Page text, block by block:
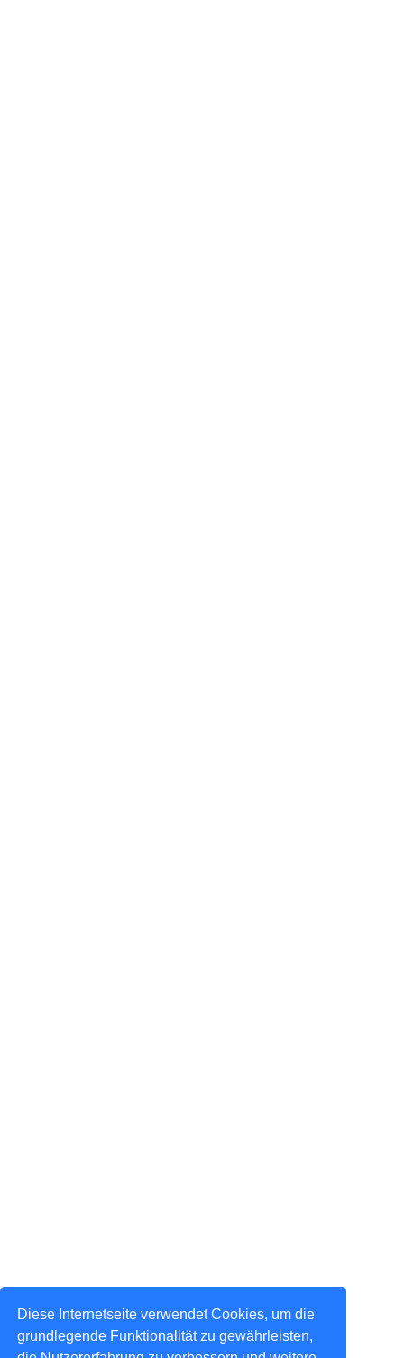
Diese Internetseite verwendet Cookies, um die
grundlegende Funktionalität zu gewährleisten,